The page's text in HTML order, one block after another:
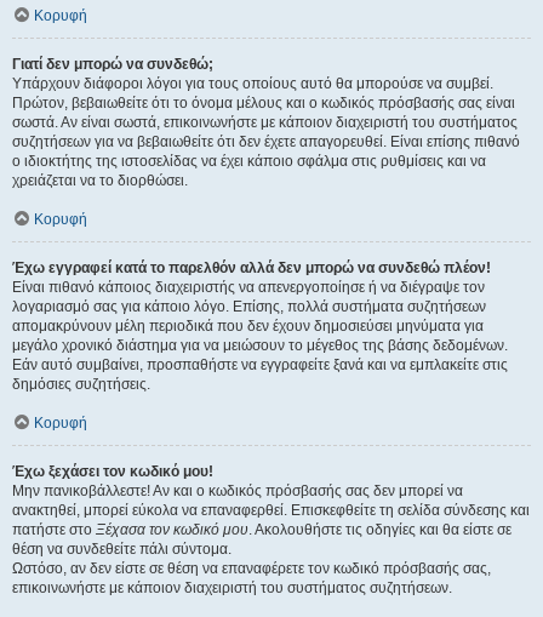
Κορυφή
Γιατί δεν μπορώ να συνδεθώ;
Υπάρχουν διάφοροι λόγοι για τους οποίους αυτό θα μπορούσε να συμβεί.
Πρώτον, βεβαιωθείτε ότι το όνομα μέλους και ο κωδικός πρόσβασής σας είναι
σωστά. Αν είναι σωστά, επικοινωνήστε με κάποιον διαχειριστή του συστήματος
συζητήσεων για να βεβαιωθείτε ότι δεν έχετε απαγορευθεί. Είναι επίσης πιθανό
ο ιδιοκτήτης της ιστοσελίδας να έχει κάποιο σφάλμα στις ρυθμίσεις και να
χρειάζεται να το διορθώσει.
Κορυφή
Έχω εγγραφεί κατά το παρελθόν αλλά δεν μπορώ να συνδεθώ πλέον!
Είναι πιθανό κάποιος διαχειριστής να απενεργοποίησε ή να διέγραψε τον
λογαριασμό σας για κάποιο λόγο. Επίσης, πολλά συστήματα συζητήσεων
απομακρύνουν μέλη περιοδικά που δεν έχουν δημοσιεύσει μηνύματα για
μεγάλο χρονικό διάστημα για να μειώσουν το μέγεθος της βάσης δεδομένων.
Εάν αυτό συμβαίνει, προσπαθήστε να εγγραφείτε ξανά και να εμπλακείτε στις
δημόσιες συζητήσεις.
Κορυφή
Έχω ξεχάσει τον κωδικό μου!
Μην πανικοβάλλεστε! Αν και ο κωδικός πρόσβασής σας δεν μπορεί να
ανακτηθεί, μπορεί εύκολα να επαναφερθεί. Επισκεφθείτε τη σελίδα σύνδεσης και
πατήστε στο Ξέχασα τον κωδικό μου. Ακολουθήστε τις οδηγίες και θα είστε σε
θέση να συνδεθείτε πάλι σύντομα.
Ωστόσο, αν δεν είστε σε θέση να επαναφέρετε τον κωδικό πρόσβασής σας,
επικοινωνήστε με κάποιον διαχειριστή του συστήματος συζητήσεων.